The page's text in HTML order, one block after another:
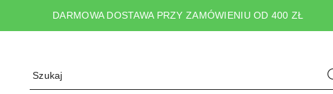
DARMOWA DOSTAWA PRZY ZAMÓWIENIU OD 400 ZŁ